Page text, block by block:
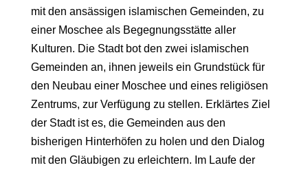
mit den ansässigen islamischen Gemeinden, zu
einer Moschee als Begegnungsstätte aller
Kulturen. Die Stadt bot den zwei islamischen
Gemeinden an, ihnen jeweils ein Grundstück für
den Neubau einer Moschee und eines religiösen
Zentrums, zur Verfügung zu stellen. Erklärtes Ziel
der Stadt ist es, die Gemeinden aus den
bisherigen Hinterhöfen zu holen und den Dialog
mit den Gläubigen zu erleichtern. Im Laufe der